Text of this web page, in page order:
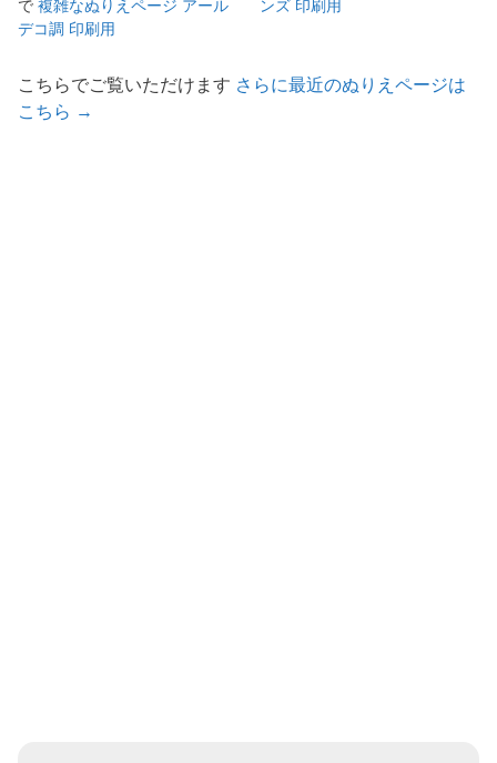
で 複雑なぬりえページ アール
デコ調 印刷用
ンズ 印刷用
こちらでご覧いただけます さらに最近のぬりえページは
こちら →